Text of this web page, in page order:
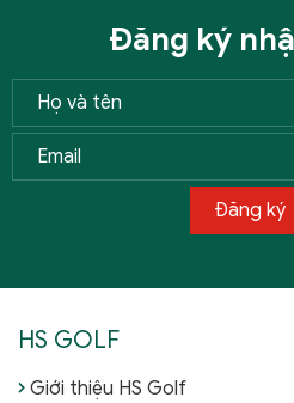
Đăng ký
Đăng ký
HS GOLF
Giới thiệu HS Golf